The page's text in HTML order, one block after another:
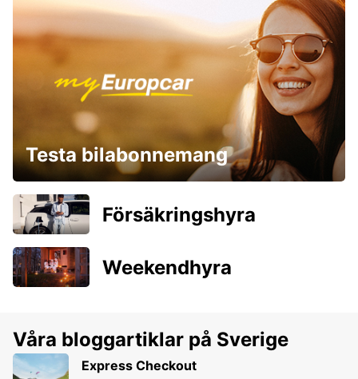
Testa bilabonnemang
Försäkringshyra
Weekendhyra
Våra bloggartiklar på Sverige
Express Checkout